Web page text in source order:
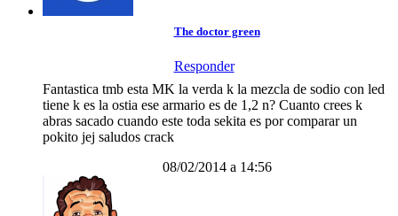
The doctor green
Responder
Fantastica tmb esta MK la verda k la mezcla de sodio con led
tiene k es la ostia ese armario es de 1,2 n? Cuanto crees k
abras sacado cuando este toda sekita es por comparar un
pokito jej saludos crack
08/02/2014 a 14:56